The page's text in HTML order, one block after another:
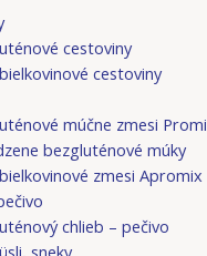
cestoviny
cestoviny
múčne zmesi
bezgluténové múky
zmesi Apromix
chlieb – pečivo